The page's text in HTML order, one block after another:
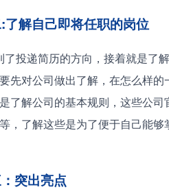
了解自己即将任职的岗位
先对公司做出了解，在怎么样
了解公司的基本规则，这些公
，了解这些是为了便于自己能够
突出亮点